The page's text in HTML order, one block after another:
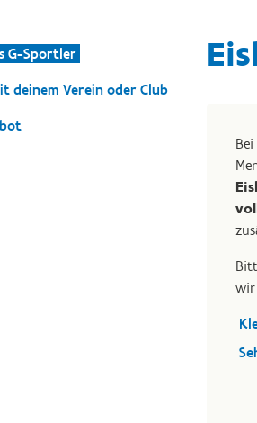
G-Sportler
deinem Verein oder Club
wir